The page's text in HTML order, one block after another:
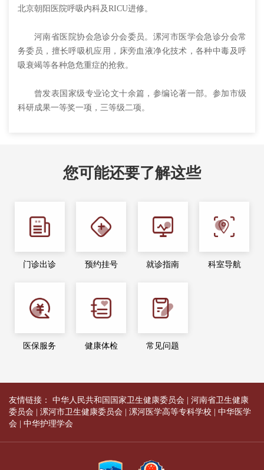
北京朝阳医院呼吸内科及RICU进修。
河南省医院协会急诊分会委员。漯河市医学会急诊分会常
务委员，擅长呼吸机应用，床旁血液净化技术，各种中毒及呼
吸衰竭等各种急危重症的抢救。
曾发表国家级专业论文十余篇，参编论著一部。参加市级
科研成果一等奖一项，三等级二项。
您可能还要了解这些
门诊出诊 预约挂号 就诊指南 科室导航
医保服务 健康体检 常见问题
友情链接： 中华人民共和国国家卫生健康委员会 | 河南省卫生健康
委员会 | 漯河市卫生健康委员会 | 漯河医学高等专科学校 | 中华医学
会 | 中华护理学会